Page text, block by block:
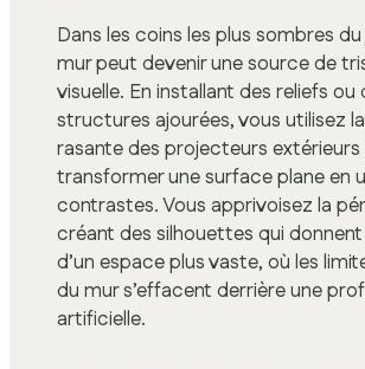
Dans les coins les plus sombres
mur peut devenir une source de
visuelle. En installant des reliefs ou
structures ajourées, vous utilisez
rasante des projecteurs
transformer une surface plane en
contrastes. Vous apprivoisez la
créant des silhouettes qui donnent
d’un espace plus vaste, où les
du mur s’effacent derrière une
artificielle.